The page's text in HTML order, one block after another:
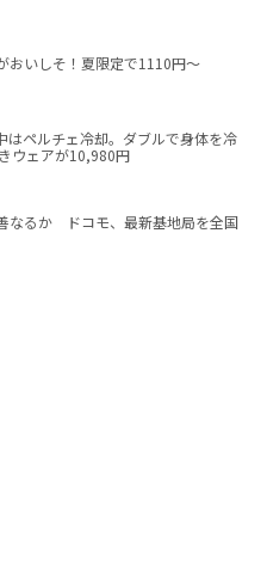
おいしそ！夏限定で1110円～
はペルチェ冷却。ダブルで身体を冷
ウェアが10,980円
なるか ドコモ、最新基地局を全国